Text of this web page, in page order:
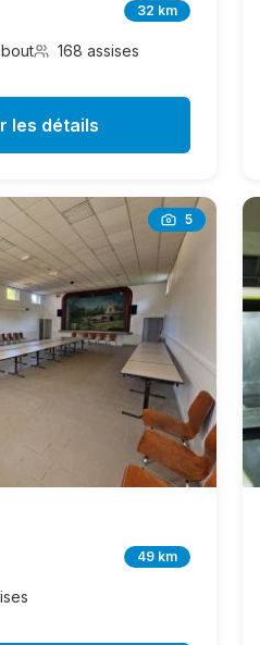
32 km
168 assises
les détails
5
49 km